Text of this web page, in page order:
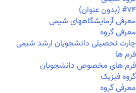
#۷۴ (بدون عنوان)
معرفی آزمایشگاههای شیمی
معرفی گروه
چارت تحصیلی دانشجویان ارشد شیمی
فرم ها
فرم های مخصوص دانشجویان
گروه فیزیک
معرفی گروه